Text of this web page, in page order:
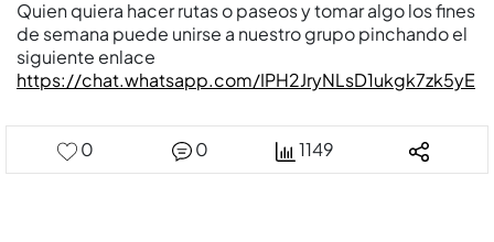
Quien quiera hacer rutas o paseos y tomar algo los fines
de semana puede unirse a nuestro grupo pinchando el
siguiente enlace
https://chat.whatsapp.com/IPH2JryNLsD1ukgk7zk5yE
0 0 1149